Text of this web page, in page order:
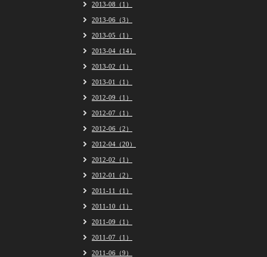
2013-08（1）
2013-06（3）
2013-05（1）
2013-04（14）
2013-02（1）
2013-01（1）
2012-09（1）
2012-07（1）
2012-06（2）
2012-04（20）
2012-02（1）
2012-01（2）
2011-11（1）
2011-10（1）
2011-09（1）
2011-07（1）
2011-06（9）